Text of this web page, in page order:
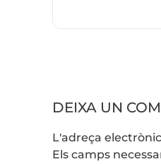
DEIXA UN
L'adreça
Els camps